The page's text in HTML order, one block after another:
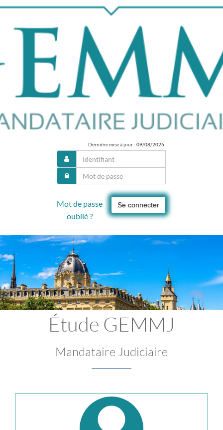
Dernière mise à jour : 09/08/2026
Se connecter
Mot de passe
oublié ?
Étude GEMMJ
Mandataire Judiciaire